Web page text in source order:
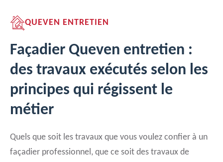
QUEVEN ENTRETIEN
Façadier Queven entretien :
des travaux exécutés selon les
principes qui régissent le
métier
Quels que soit les travaux que vous voulez confier à un
façadier professionnel, que ce soit des travaux de